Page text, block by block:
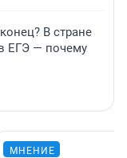
В стране
ЕГЭ — почему
МНЕНИЕ